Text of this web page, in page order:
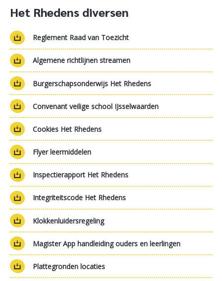
Het Rhedens diversen
Reglement Raad van Toezicht
Algemene richtlijnen streamen
Burgerschapsonderwijs Het Rhedens
Convenant veilige school IJsselwaarden
Cookies Het Rhedens
Flyer leermiddelen
Inspectierapport Het Rhedens
Integriteitscode Het Rhedens
Klokkenluidersregeling
Magister App handleiding ouders en leerlingen
Plattegronden locaties